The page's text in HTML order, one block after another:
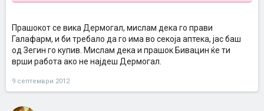
Е која од овие две аптеки постои??? Или и двете постојат???Каде
ми хелпне
Прашокот се вика Дермогал, мислам дека го прави
Галафарм, и би требало да го има во секоја аптека, јас баш
од Зегин го купив. Мислам дека и прашок Бивацин ќе ти
врши работа ако не најдеш Дермогал.
9 септември 2012